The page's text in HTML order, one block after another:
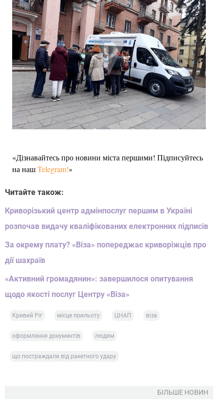
«Дізнавайтесь про новини міста першими! Підписуйтесь
на нашTelegram!»
Читайте також:
Криворізький центр адмінпослуг першим в Україні
розпочав видачу кваліфікованих електронних підписів
За окрему плату? «Віза» попереджає криворіжців про
дії шахраїв
«Активний громадянин»: завершилося опитування
щодо якості послуг Центру «Віза»
Кривий Ріг місце прильоту ЦНАП віза
оформлення документів людям
що постраждали від ракетного удару
БІЛЬШЕ НОВИН